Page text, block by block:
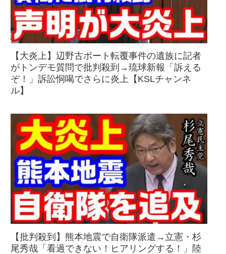
【大炎上】辺野古ボート転覆事件の遺族に記者
がトンデモ質問で批判殺到→琉球新報「訴える
ぞ！」訴訟恫喝でさらに炎上【KSLチャンネ
ル】
【批判殺到】熊本地震で自衛隊派遣→立憲・杉
尾秀哉「看過できない！ヒアリングする！」陸